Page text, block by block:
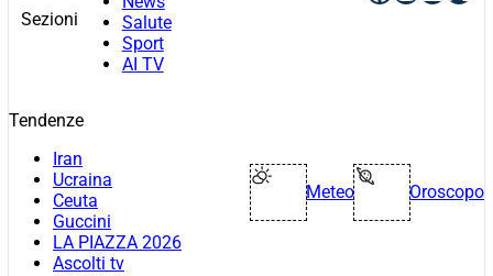
Sezioni
Salute
Sport
AI TV
Tendenze
Iran
Ucraina
Ceuta
Guccini
LA PIAZZA 2026
Ascolti tv
Meteo Oroscopo